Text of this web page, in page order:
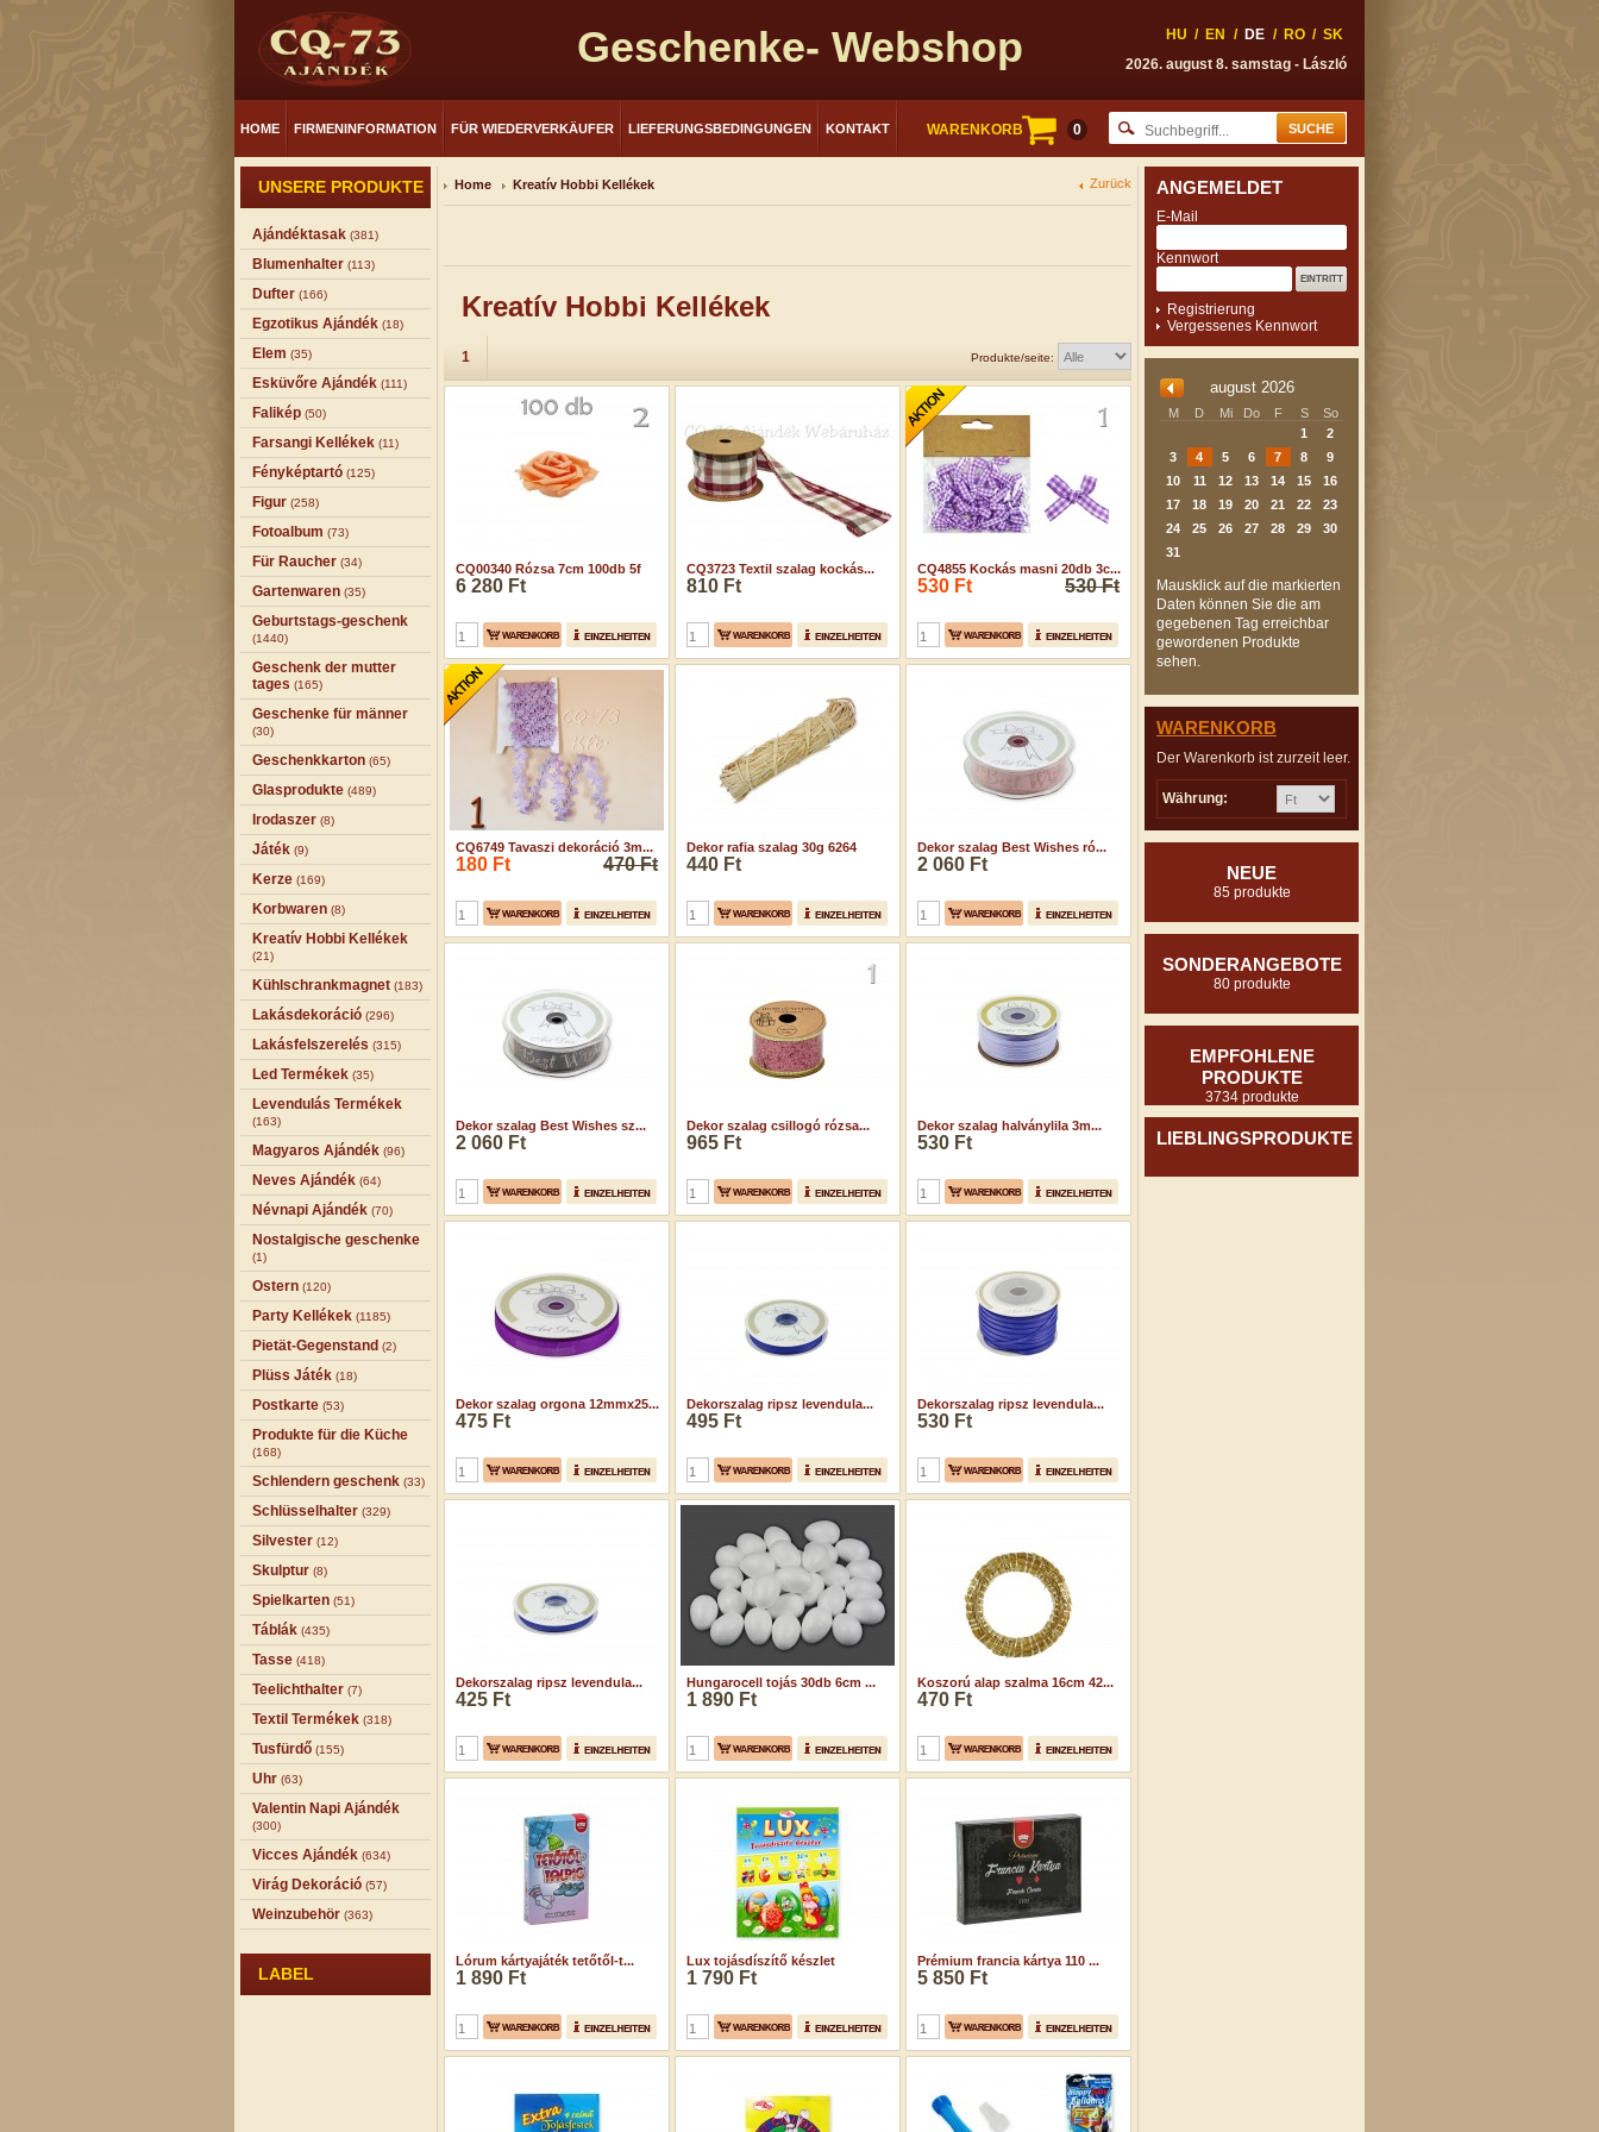
Geschenke- Webshop HU / EN / DE / RO / SK
2026. august 8. samstag - László
HOME FIRMENINFORMATION FÜR WIEDERVERKÄUFER LIEFERUNGSBEDINGUNGEN KONTAKT WARENKORB 0
UNSERE PRODUKTE
Ajándéktasak (381)
Blumenhalter (113)
Dufter (166)
Egzotikus Ajándék (18)
Elem (35)
Esküvőre Ajándék (111)
Falikép (50)
Farsangi Kellékek (11)
Fényképtartó (125)
Figur (258)
Fotoalbum (73)
Für Raucher (34)
Gartenwaren (35)
Geburtstags-geschenk
(1440)
Geschenk der mutter
tages (165)
Geschenke für männer
(30)
Geschenkkarton (65)
Glasprodukte (489)
Irodaszer (8)
Játék (9)
Kerze (169)
Korbwaren (8)
Kreatív Hobbi Kellékek
(21)
Kühlschrankmagnet (183)
Lakásdekoráció (296)
Lakásfelszerelés (315)
Led Termékek (35)
Levendulás Termékek
(163)
Magyaros Ajándék (96)
Neves Ajándék (64)
Névnapi Ajándék (70)
Nostalgische geschenke
(1)
Ostern (120)
Party Kellékek (1185)
Pietät-Gegenstand (2)
Plüss Játék (18)
Postkarte (53)
Produkte für die Küche
(168)
Schlendern geschenk (33)
Schlüsselhalter (329)
Silvester (12)
Skulptur (8)
Spielkarten (51)
Táblák (435)
Tasse (418)
Teelichthalter (7)
Textil Termékek (318)
Tusfürdő (155)
Uhr (63)
Valentin Napi Ajándék
(300)
Vicces Ajándék (634)
Virág Dekoráció (57)
Weinzubehör (363)
LABEL
Home Kreatív Hobbi Kellékek Zurück
Kreatív Hobbi Kellékek
1 Produkte/seite:
CQ00340 Rózsa 7cm 100db 5f
6 280 Ft
CQ3723 Textil szalag kockás...
810 Ft
CQ4855 Kockás masni 20db 3c...
530 Ft 530 Ft
CQ6749 Tavaszi dekoráció 3m...
180 Ft 470 Ft
Dekor rafia szalag 30g 6264
440 Ft
Dekor szalag Best Wishes ró...
2 060 Ft
Dekor szalag Best Wishes sz...
2 060 Ft
Dekor szalag csillogó rózsa...
965 Ft
Dekor szalag halványlila 3m...
530 Ft
Dekor szalag orgona 12mmx25...
475 Ft
Dekorszalag ripsz levendula...
495 Ft
Dekorszalag ripsz levendula...
530 Ft
Dekorszalag ripsz levendula...
425 Ft
Hungarocell tojás 30db 6cm ...
1 890 Ft
Koszorú alap szalma 16cm 42...
470 Ft
Lórum kártyajáték tetőtől-t...
1 890 Ft
Lux tojásdíszítő készlet
1 790 Ft
Prémium francia kártya 110 ...
5 850 Ft
ANGEMELDET
E-Mail
Kennwort
Registrierung
Vergessenes Kennwort
august 2026
M D Mi Do F S
So
1
2
3
4 5 6 7 8
9
10
11 12 13 14 15
16
17
18 19 20 21 22
23
24
25 26 27 28 29
30
31
Mausklick auf die markierten
Daten können Sie die am
gegebenen Tag erreichbar
gewordenen Produkte
sehen.
WARENKORB
Der Warenkorb ist zurzeit leer.
Währung:
NEUE
85 produkte
SONDERANGEBOTE
80 produkte
EMPFOHLENE
PRODUKTE
3734 produkte
LIEBLINGSPRODUKTE